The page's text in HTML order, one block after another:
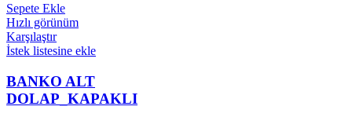
Sepete Ekle
Hızlı görünüm
Karşılaştır
İstek listesine ekle
BANKO ALT
DOLAP_KAPAKLI